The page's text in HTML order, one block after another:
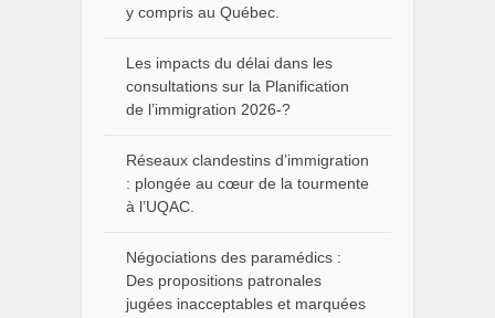
y compris au Québec.
Les impacts du délai dans les
consultations sur la Planification
de l’immigration 2026-?
Réseaux clandestins d’immigration
: plongée au cœur de la tourmente
à l’UQAC.
Négociations des paramédics :
Des propositions patronales
jugées inacceptables et marquées